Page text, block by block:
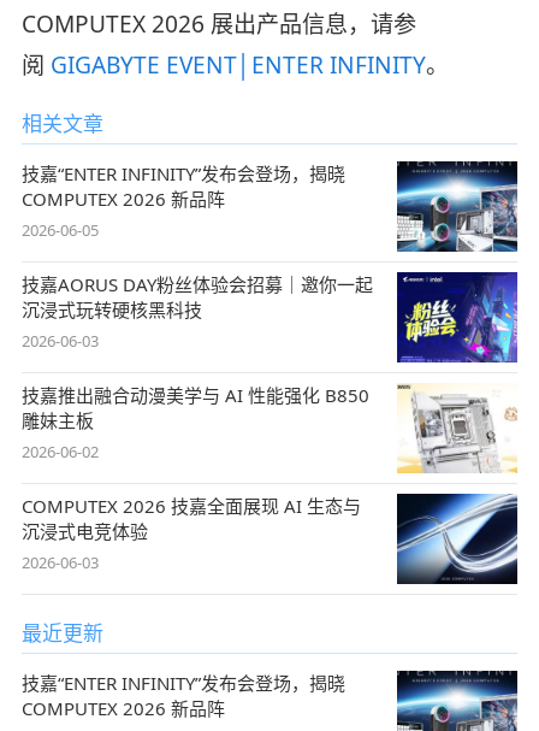
COMPUTEX 2026 展出产品信息，请参
阅 GIGABYTE EVENT│ENTER INFINITY。
相关文章
技嘉“ENTER INFINITY”发布会登场，揭晓
COMPUTEX 2026 新品阵
2026-06-05
技嘉AORUS DAY粉丝体验会招募｜邀你一起
沉浸式玩转硬核黑科技
2026-06-03
技嘉推出融合动漫美学与 AI 性能强化 B850
雕妹主板
2026-06-02
COMPUTEX 2026 技嘉全面展现 AI 生态与
沉浸式电竞体验
2026-06-03
最近更新
技嘉“ENTER INFINITY”发布会登场，揭晓
COMPUTEX 2026 新品阵